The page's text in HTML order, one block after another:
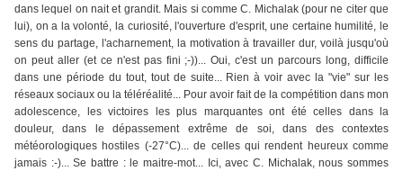
dans lequel on nait et grandit. Mais si comme C. Michalak (pour ne citer que
lui), on a la volonté, la curiosité, l'ouverture d'esprit, une certaine humilité, le
sens du partage, l'acharnement, la motivation à travailler dur, voilà jusqu'où
on peut aller (et ce n'est pas fini ;-))... Oui, c'est un parcours long, difficile
dans une période du tout, tout de suite... Rien à voir avec la "vie" sur les
réseaux sociaux ou la téléréalité... Pour avoir fait de la compétition dans mon
adolescence, les victoires les plus marquantes ont été celles dans la
douleur, dans le dépassement extrême de soi, dans des contextes
météorologiques hostiles (-27°C)... de celles qui rendent heureux comme
jamais :-)... Se battre : le maitre-mot... Ici, avec C. Michalak, nous sommes